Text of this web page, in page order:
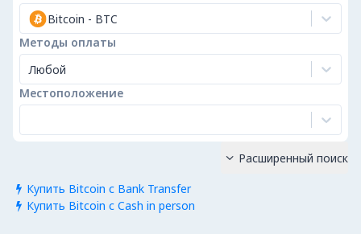
Bitcoin - BTC
Методы оплаты
Любой
Местоположение
 Купить Bitcoin с Bank Transfer
 Купить Bitcoin с Cash in person
 Расширенный поиск